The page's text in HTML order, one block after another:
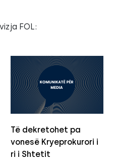
FOL:
Të dekretohet pa
vonesë Kryeprokurori i
ri i Shtetit